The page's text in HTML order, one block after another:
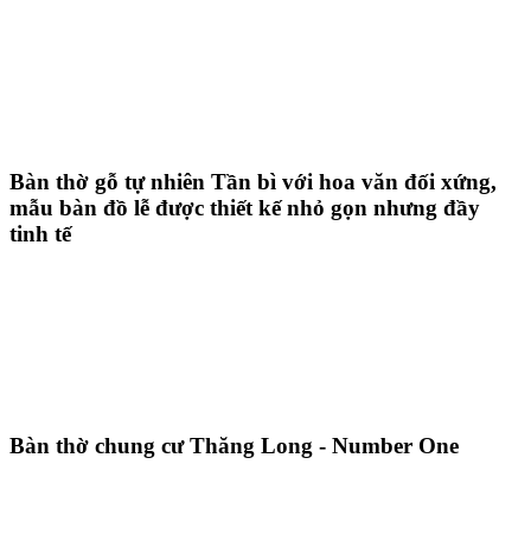
Bàn thờ gỗ tự nhiên Tần bì với hoa văn đối xứng,
mẫu bàn đồ lễ được thiết kế nhỏ gọn nhưng đầy
tinh tế
Bàn thờ chung cư Thăng Long - Number One